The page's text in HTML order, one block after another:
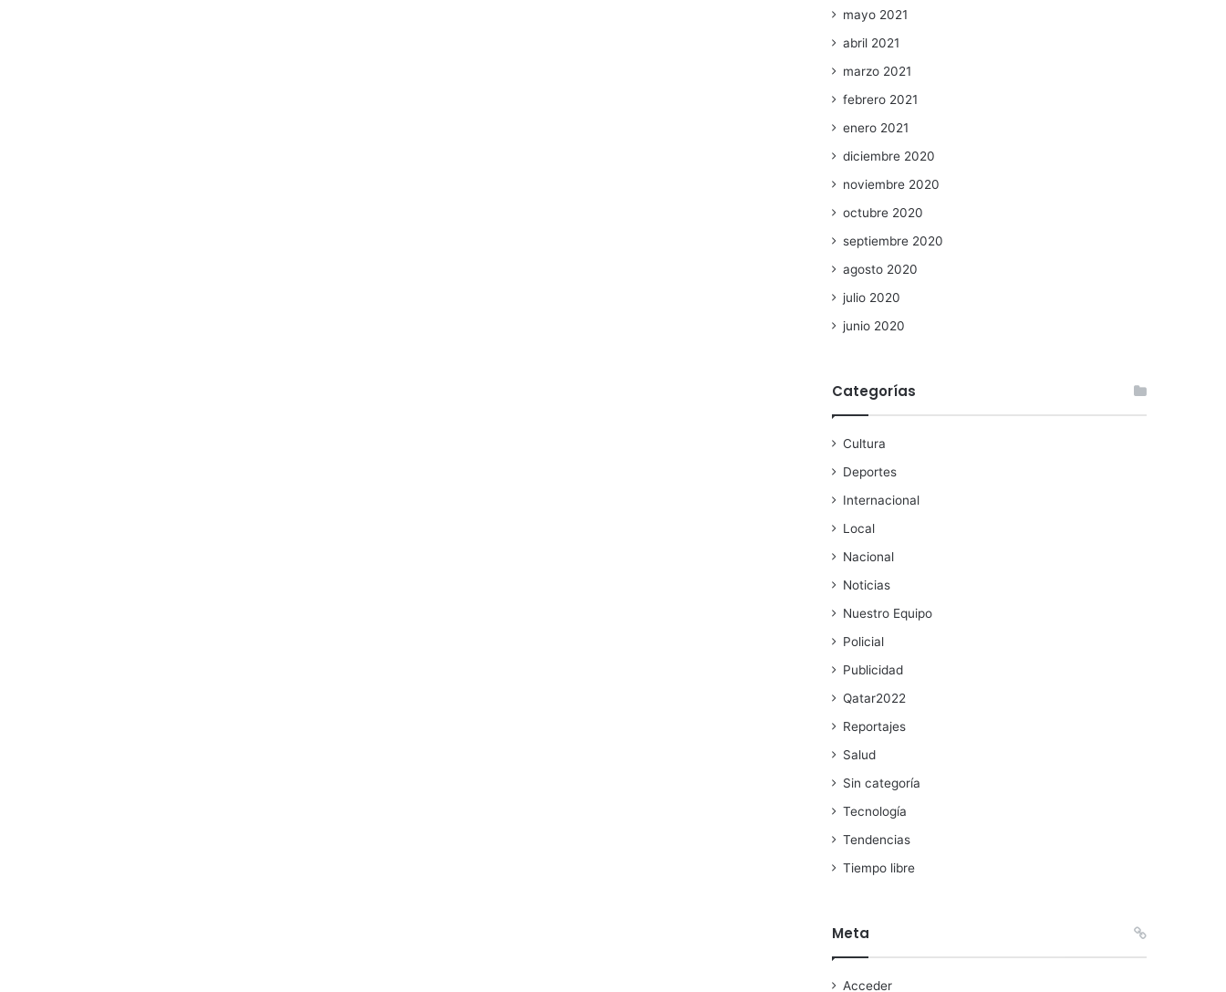
mayo 2021
abril 2021
marzo 2021
febrero 2021
enero 2021
diciembre 2020
noviembre 2020
octubre 2020
septiembre 2020
agosto 2020
julio 2020
junio 2020
Categorías
Cultura
Deportes
Internacional
Local
Nacional
Noticias
Nuestro Equipo
Policial
Publicidad
Qatar2022
Reportajes
Salud
Sin categoría
Tecnología
Tendencias
Tiempo libre
Meta
Acceder